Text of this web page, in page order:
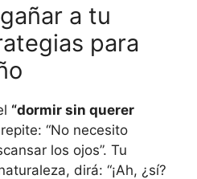
a tu
para
“dormir sin querer
“No necesito
los ojos”. Tu
dirá: “¡Ah, ¿sí?